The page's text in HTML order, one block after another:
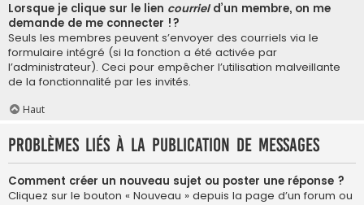
Lorsque je clique sur le lien courrield’un membre, on me
demande de me connecter !?
Seuls les membres peuvent s’envoyer des courriels via le
formulaire intégré (si la fonction a été activée par
l’administrateur). Ceci pour empêcher l’utilisation malveillante
de la fonctionnalité par les invités.
Haut
Problèmes liés à la publication de messages
Comment créer un nouveau sujet ou poster une réponse ?
Cliquez sur le bouton « Nouveau » depuis la page d’un forum ou